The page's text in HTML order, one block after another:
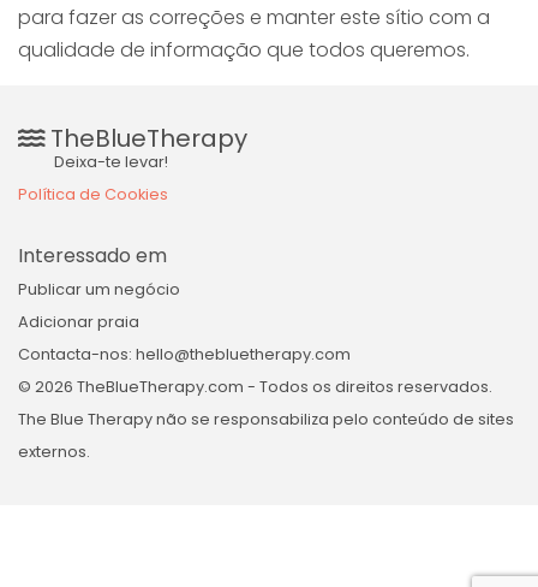
para fazer as correções e manter este sítio com a
qualidade de informação que todos queremos.
TheBlueTherapy
Deixa-te levar!
Política de Cookies
Interessado em
Publicar um negócio
Adicionar praia
Contacta-nos: hello@thebluetherapy.com
© 2026 TheBlueTherapy.com - Todos os direitos reservados.
The Blue Therapy não se responsabiliza pelo conteúdo de sites
externos.